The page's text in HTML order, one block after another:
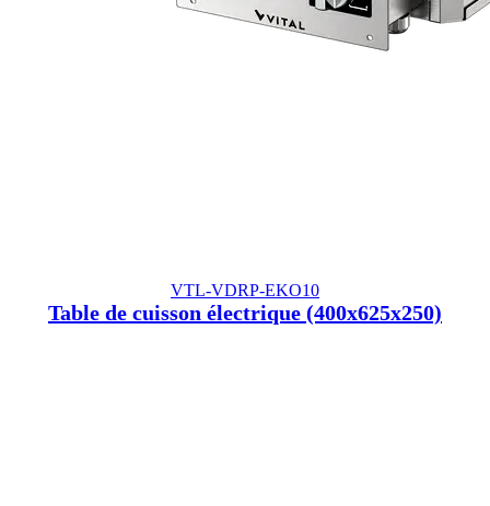
VTL-VDRP-EKO10
Table de cuisson électrique (400x625x250)